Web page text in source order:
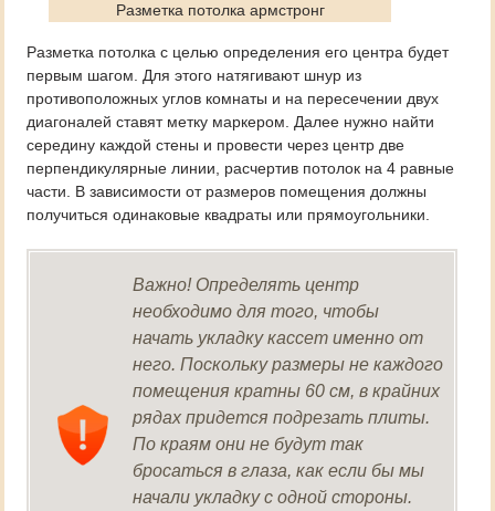
Разметка потолка армстронг
Разметка потолка с целью определения его центра будет
первым шагом. Для этого натягивают шнур из
противоположных углов комнаты и на пересечении двух
диагоналей ставят метку маркером. Далее нужно найти
середину каждой стены и провести через центр две
перпендикулярные линии, расчертив потолок на 4 равные
части. В зависимости от размеров помещения должны
получиться одинаковые квадраты или прямоугольники.
Важно! Определять центр
необходимо для того, чтобы
начать укладку кассет именно от
него. Поскольку размеры не каждого
помещения кратны 60 см, в крайних
рядах придется подрезать плиты.
По краям они не будут так
бросаться в глаза, как если бы мы
начали укладку с одной стороны.